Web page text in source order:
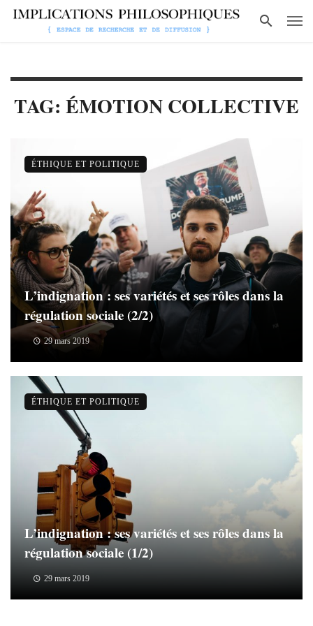
TAG: ÉMOTION COLLECTIVE
L’indignation : ses variétés et ses rôles dans la
régulation sociale (2/2)
29 mars 2019
ÉTHIQUE ET POLITIQUE
L’indignation : ses variétés et ses rôles dans la
régulation sociale (1/2)
29 mars 2019
ÉTHIQUE ET POLITIQUE